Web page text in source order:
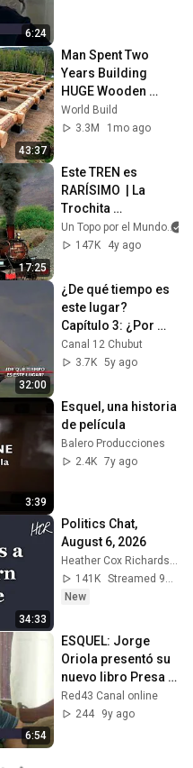
6:24
43:37
Man Spent Two
Years Building
HUGE Wooden
House for his
Family | Start to
World Build
3.3M
1mo ago
17:25
Este TREN es
RARÍSIMO  | La
Trochita
Patagónica
Un Topo por el Mundo
147K
4y ago
32:00
¿De qué tiempo es
este lugar?
Capítulo 3: ¿Por
qué los galeses
desembarcaron en
Canal 12 Chubut
3.7K 5y ago
3:39
Esquel, una historia
de película
Balero Producciones
2.4K 7y ago
34:33
Politics Chat,
August 6, 2026
141K
New
6:54
ESQUEL: Jorge
Oriola presentó su
nuevo libro Presa
Futaleufú
Red43 Canal online
244
9y ago